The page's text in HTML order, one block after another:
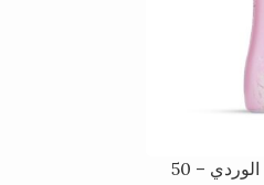
بودرة بي بي السحرية باللون الوردي – 50